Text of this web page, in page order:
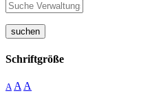
suchen
Schriftgröße
A A A